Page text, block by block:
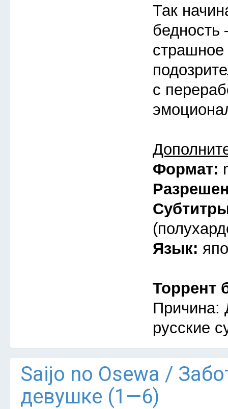
Так
с
Формат:
Язык:
Торрент
Причина:
русские
Saijo no Osewa /
девушке (1—6)